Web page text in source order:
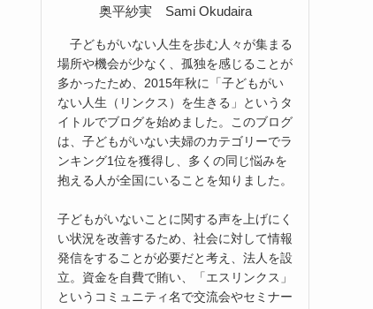
奥平紗実 Sami Okudaira
子どもがいない人生を歩む人々が集まる
場所や機会が少なく、孤独を感じることが
多かったため、2015年秋に「子どもがい
ない人生（リンクス）を生きる」というタ
イトルでブログを始めました。このブログ
は、子どもがいない夫婦のカテゴリーでラ
ンキング1位を獲得し、多くの同じ悩みを
抱える人が全国にいることを知りました。
子どもがいないことに関する声を上げにく
い状況を改善するため、社会に対して情報
発信をすることが必要だと考え、法人を設
立。資金を自費で賄い、「エスリンクス」
というコミュニティ名で交流会やセミナー